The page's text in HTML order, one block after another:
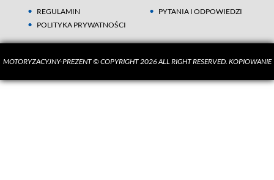
REGULAMIN
POLITYKA PRYWATNOŚCI
PYTANIA I ODPOWIEDZI
MOTORYZACYJNY-PREZENT © COPYRIGHT 2026 ALL RIGHT RESERVED. KOPIOWANIE